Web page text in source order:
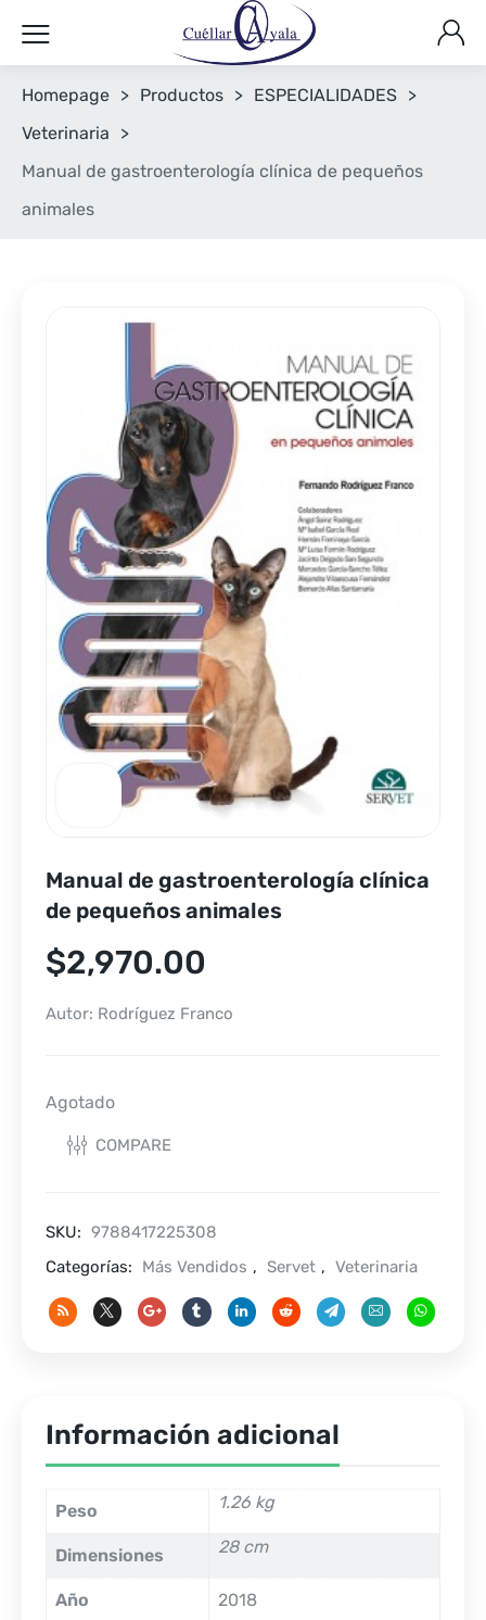
Homepage > Productos > ESPECIALIDADES >
Veterinaria
>
Manual de gastroenterología clínica de pequeños
animales
Manual de gastroenterología clínica
de pequeños animales
$2,970.00
Autor: Rodríguez Franco
Agotado
COMPARE
SKU: 9788417225308
Categorías:
Más Vendidos , Servet , Veterinaria
Información adicional
Peso 1.26 kg
Dimensiones 28 cm
Año 2018